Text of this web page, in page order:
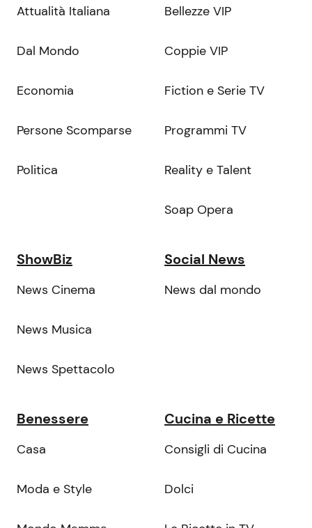
Attualità Italiana
Dal Mondo
Economia
Persone Scomparse
Politica
Bellezze VIP
Coppie VIP
Fiction e Serie TV
Programmi TV
Reality e Talent
Soap Opera
ShowBiz
News Cinema
News Musica
News Spettacolo
Social News
News dal mondo
Benessere
Casa
Moda e Style
Cucina e Ricette
Consigli di Cucina
Dolci